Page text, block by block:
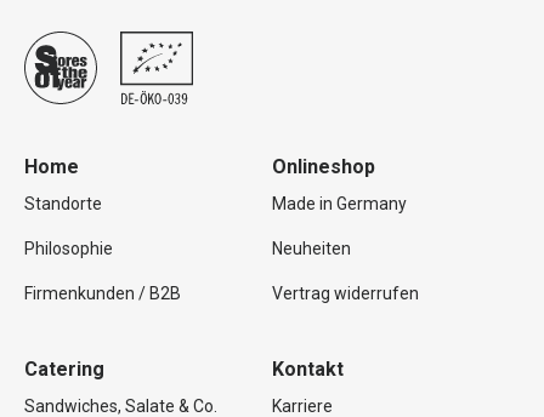
Home
Standorte
Philosophie
Firmenkunden / B2B
Onlineshop
Made in Germany
Neuheiten
Vertrag widerrufen
Catering
Sandwiches, Salate & Co.
Kontakt
Karriere